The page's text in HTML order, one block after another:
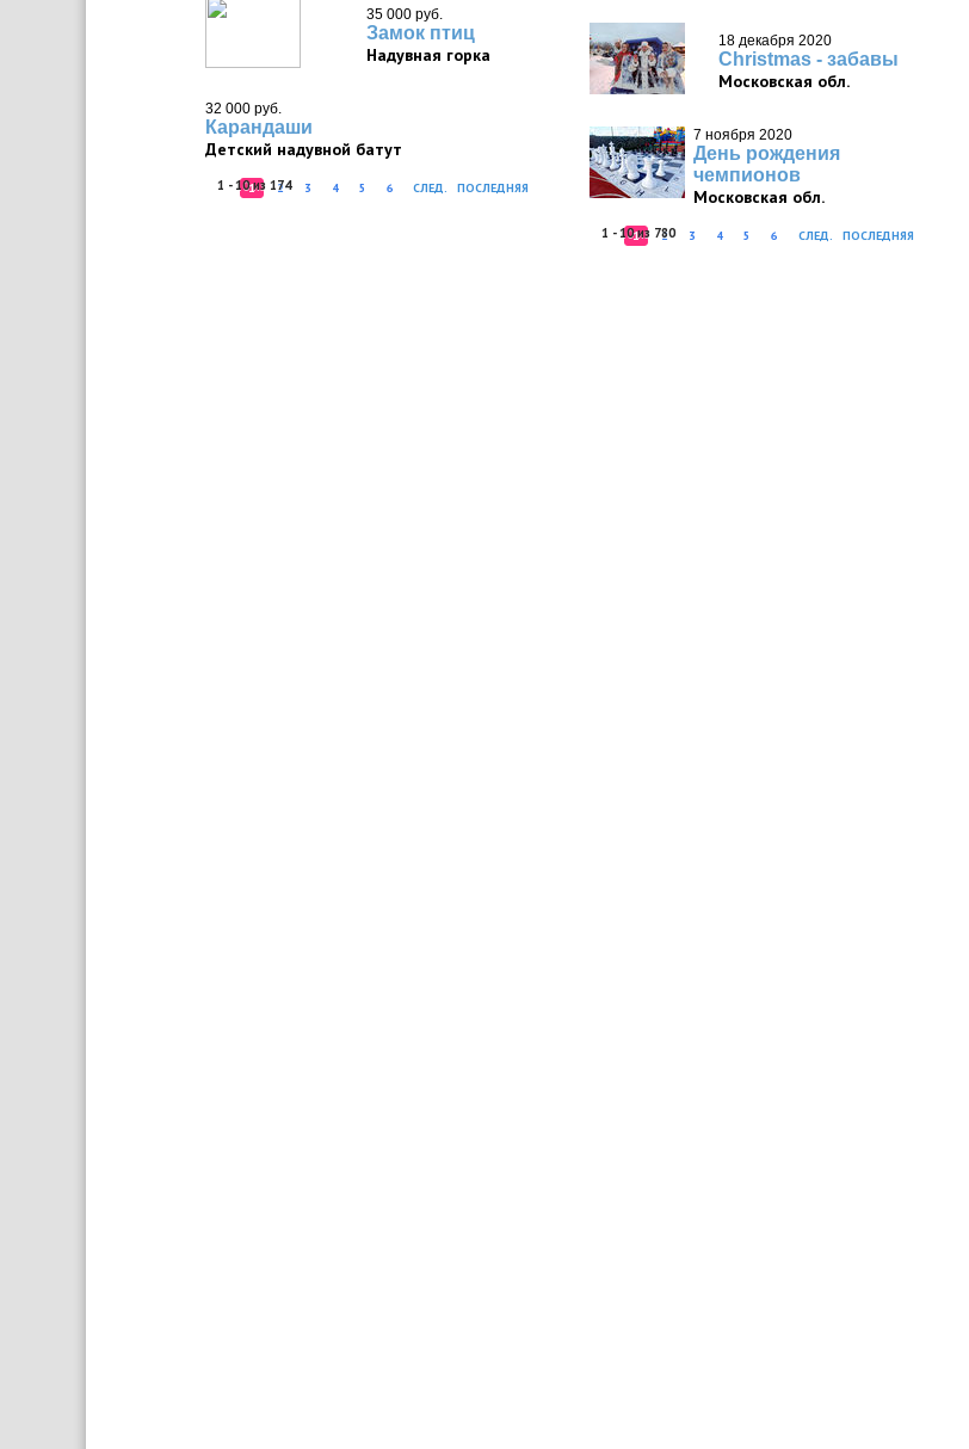
35 000 руб.
Замок птиц
Надувная горка
32 000 руб.
Карандаши
Детский надувной батут
1 - 10 из 174
1 2 3 4 5 6 СЛЕД. ПОСЛЕДНЯЯ
18 декабря 2020
Christmas - забавы
Московская обл.
7 ноября 2020
День рождения
чемпионов
Московская обл.
1 - 10 из 780
1 2 3 4 5 6 СЛЕД. ПОСЛЕДНЯЯ